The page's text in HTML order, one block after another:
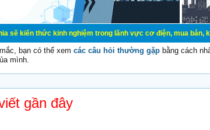
kinh nghiệm trong lãnh vực cơ điện, mua bán, ký gửi,
bạn có thể xem các câu hỏi thường gặp bằng cách
mình.
gần đây